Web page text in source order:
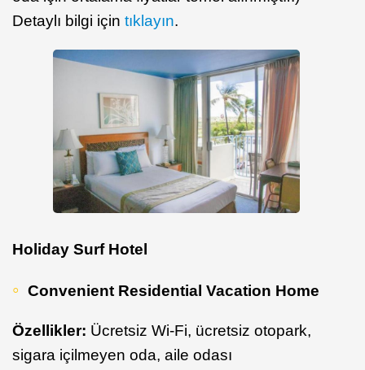
Detaylı bilgi için tıklayın.
Holiday Surf Hotel
Convenient Residential Vacation Home
Özellikler: Ücretsiz Wi-Fi, ücretsiz otopark,
sigara içilmeyen oda, aile odası